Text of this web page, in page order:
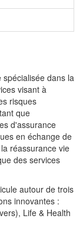
dans la
visant à
risques
que
d'assurance
en échange de
réassurance vie
des services
autour de trois
innovantes :
Life & Health